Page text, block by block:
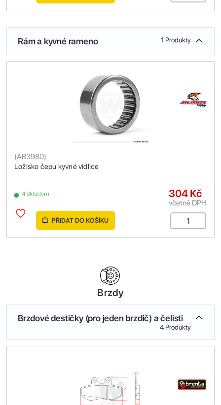
Rám a kyvné rameno 1 Produkty
Ložisko čepu kyvné vidlice
(AB3980)
4 Skladem 304 Kč
včetně DPH
PŘIDAT DO KOŠÍKU
Brzdy
Brzdové destičky (pro jeden brzdič) a čelisti
4 Produkty